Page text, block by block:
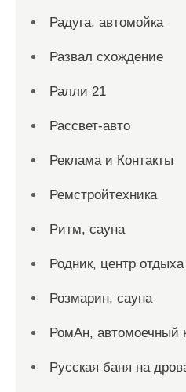
Радуга, автомойка
Развал схождение
Ралли 21
Рассвет-авто
Реклама и Контакты
Ремстройтехника
Ритм, сауна
Родник, центр отдыха
Розмарин, сауна
РомАн, автомоечный
Русская баня на